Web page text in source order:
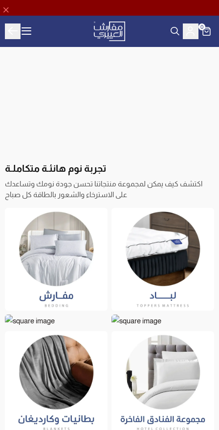
Aloyayri Bedding
0
تجربة نوم هانئـة متكاملـة
اكتشف كيف يمكن لمجموعة منتجاتنا تحسن جودة نومك وتساعدك
على الاسترخاء والشعور بالطاقة كل صباح